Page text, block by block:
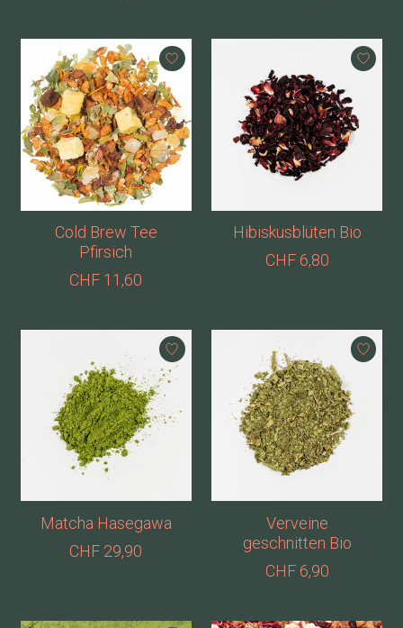
Cold Brew Tee
Pfirsich
CHF 11,60
Hibiskusblüten Bio
CHF 6,80
Matcha Hasegawa
CHF 29,90
Verveine
geschnitten Bio
CHF 6,90